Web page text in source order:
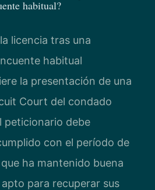
habitual?
licencia tras una
habitual
la presentación de una
Court del condado
peticionario debe
con el período de
ha mantenido buena
para recuperar sus